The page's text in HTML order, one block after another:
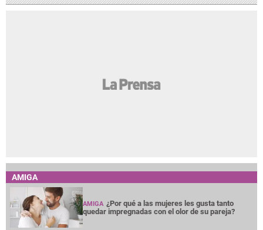
AMIGA
AMIGA ¿Por qué a las mujeres les gusta tanto
quedar impregnadas con el olor de su pareja?